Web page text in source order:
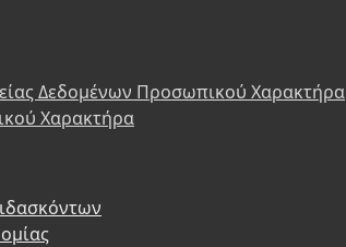
Δεδομένων Προσωπικού Χαρακτήρα
Χαρακτήρα